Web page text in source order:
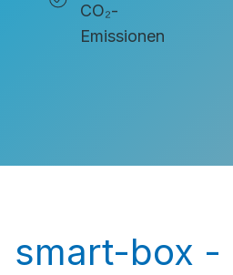
CO₂-
Emissionen
smart-box -